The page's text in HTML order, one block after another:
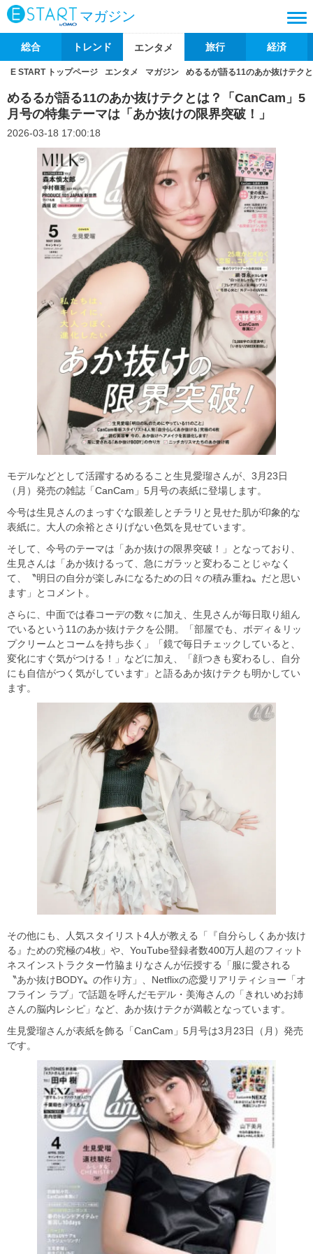
マガジン
総合 トレンド エンタメ 旅行 経済
E START トップページ エンタメ マガジン めるるが語る11のあか抜けテク
めるるが語る11のあか抜けテクとは？「CanCam」5
月号の特集テーマは「あか抜けの限界突破！」
2026-03-18 17:00:18
モデルなどとして活躍するめるること生見愛瑠さんが、3月23日
（月）発売の雑誌「CanCam」5月号の表紙に登場します。
今号は生見さんのまっすぐな眼差しとチラリと見せた肌が印象的な
表紙に。大人の余裕とさりげない色気を見せています。
そして、今号のテーマは「あか抜けの限界突破！」となっており、
生見さんは「あか抜けるって、急にガラッと変わることじゃなく
て、〝明日の自分が楽しみになるための日々の積み重ね〟だと思い
ます」とコメント。
さらに、中面では春コーデの数々に加え、生見さんが毎日取り組ん
でいるという11のあか抜けテクを公開。「部屋でも、ボディ＆リッ
プクリームとコームを持ち歩く」「鏡で毎日チェックしていると、
変化にすぐ気がつける！」などに加え、「顔つきも変わるし、自分
にも自信がつく気がしています」と語るあか抜けテクも明かしてい
ます。
その他にも、人気スタイリスト4人が教える「『自分らしくあか抜け
る』ための究極の4枚」や、YouTube登録者数400万人超のフィット
ネスインストラクター竹脇まりなさんが伝授する「服に愛される
〝あか抜けBODY〟の作り方」、Netflixの恋愛リアリティショー「オ
フライン ラブ」で話題を呼んだモデル・美海さんの「きれいめお姉
さんの脳内レシピ」など、あか抜けテクが満載となっています。
生見愛瑠さんが表紙を飾る「CanCam」5月号は3月23日（月）発売
です。